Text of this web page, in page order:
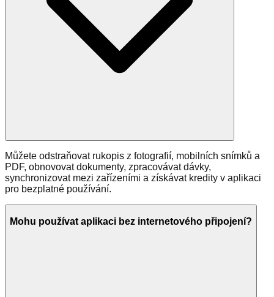
Můžete odstraňovat rukopis z fotografií, mobilních snímků a
PDF, obnovovat dokumenty, zpracovávat dávky,
synchronizovat mezi zařízeními a získávat kredity v aplikaci
pro bezplatné používání.
Mohu používat aplikaci bez internetového připojení?